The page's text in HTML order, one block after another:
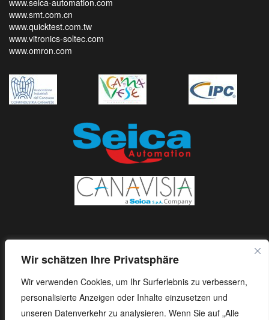
Wir schätzen Ihre Privatsphäre
Wir verwenden Cookies, um Ihr Surferlebnis zu verbessern,
personalisierte Anzeigen oder Inhalte einzusetzen und
unseren Datenverkehr zu analysieren. Wenn Sie auf „Alle
www.seica-automation.com
www.smt.com.cn
www.quicktest.com.tw
www.vitronics-soltec.com
www.omron.com